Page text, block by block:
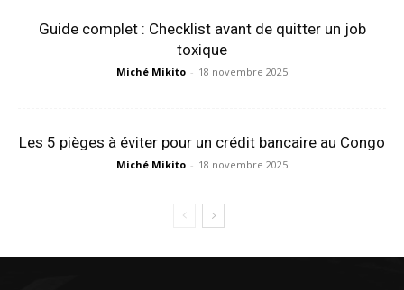
Guide complet : Checklist avant de quitter un job
toxique
Miché Mikito - 18 novembre 2025
Les 5 pièges à éviter pour un crédit bancaire au Congo
Miché Mikito - 18 novembre 2025